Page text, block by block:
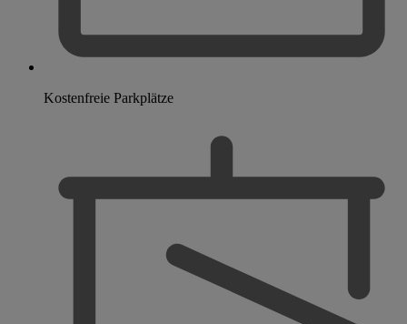
Kostenfreie Parkplätze